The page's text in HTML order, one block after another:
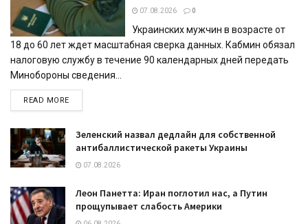
07.08.2026 0
Украинских мужчин в возрасте от
18 до 60 лет ждет масштабная сверка данных. Кабмин обязал
налоговую службу в течение 90 календарных дней передать
Минобороны сведения...
READ MOREDETAILS
Зеленский назвал дедлайн для собственной
антибаллистической ракеты Украины
07.08.2026
Леон Панетта: Иран поглотил нас, а Путин
прощупывает слабость Америки